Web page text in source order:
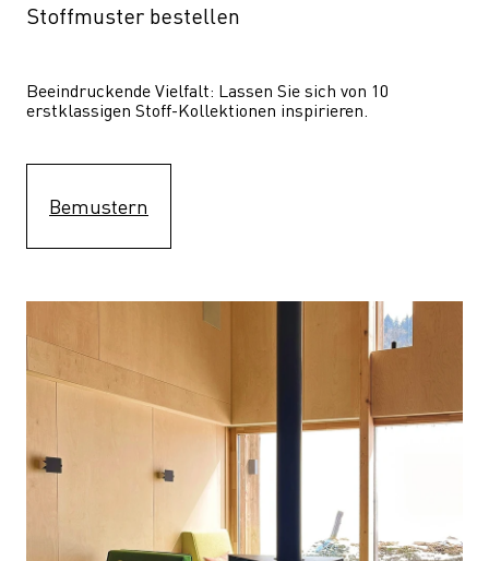
Stoffmuster bestellen
Beeindruckende Vielfalt: Lassen Sie sich von 10
erstklassigen Stoff-Kollektionen inspirieren.
Bemustern